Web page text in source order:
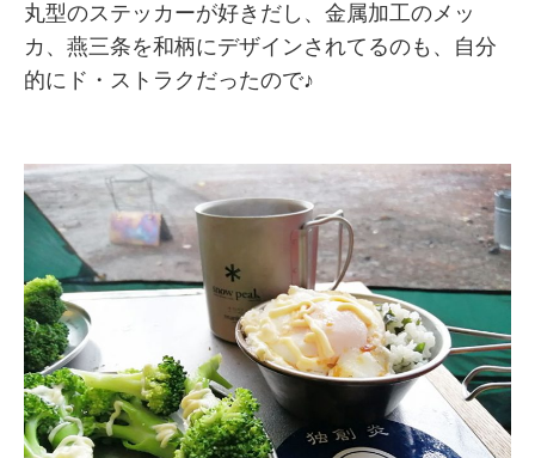
丸型のステッカーが好きだし、金属加工のメッ
カ、燕三条を和柄にデザインされてるのも、自分
的にド・ストラクだったので♪